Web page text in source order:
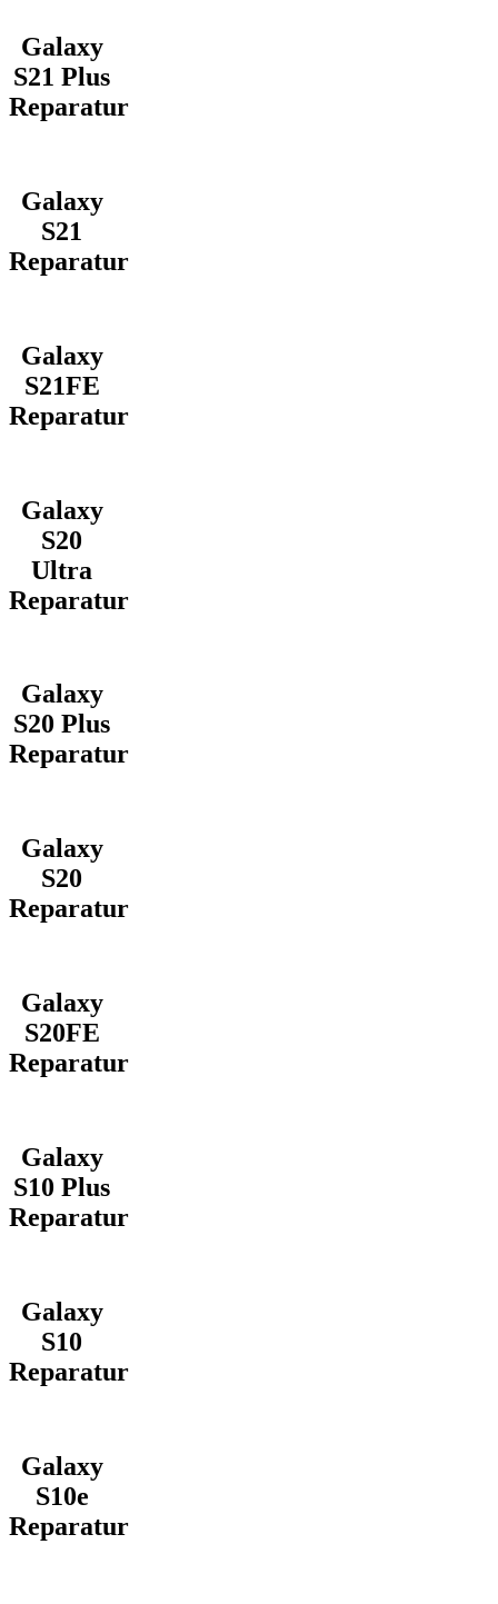
Galaxy
S21 Plus
Reparatur
Galaxy
S21
Reparatur
Galaxy
S21FE
Reparatur
Galaxy
S20
Ultra
Reparatur
Galaxy
S20 Plus
Reparatur
Galaxy
S20
Reparatur
Galaxy
S20FE
Reparatur
Galaxy
S10 Plus
Reparatur
Galaxy
S10
Reparatur
Galaxy
S10e
Reparatur